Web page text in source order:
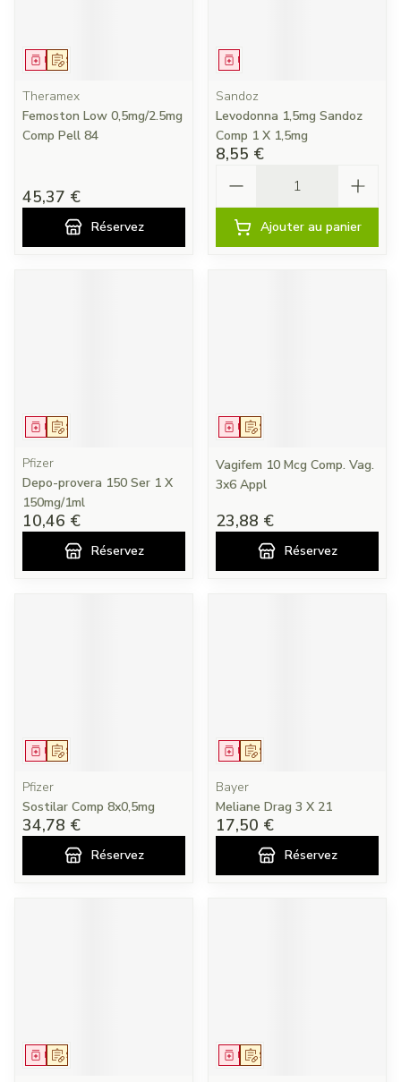
Sur prescription
Médicament
Theramex
Femoston Low 0,5mg/2.5mg
Comp Pell 84
45,37 €
Réservez
Médicament
Sandoz
Levodonna 1,5mg Sandoz
Comp 1 X 1,5mg
8,55 €
Ajouter au panier
Sur prescription
Médicament
Pfizer
Depo-provera 150 Ser 1 X
150mg/1ml
10,46 €
Réservez
Sur prescription
Médicament
Vagifem 10 Mcg Comp. Vag.
3x6 Appl
23,88 €
Réservez
Sur prescription
Médicament
Pfizer
Sostilar Comp 8x0,5mg
34,78 €
Réservez
Sur prescription
Médicament
Bayer
Meliane Drag 3 X 21
17,50 €
Réservez
Sur prescription
Médicament Sur prescription
Médicament